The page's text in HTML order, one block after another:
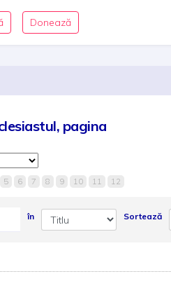
Donează
pagina
5 6 7 8 9 10 11 12
în Sortează